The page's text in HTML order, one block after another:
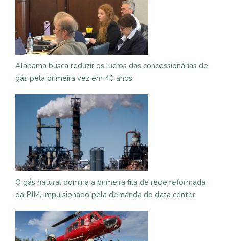
Alabama busca reduzir os lucros das concessionárias de
gás pela primeira vez em 40 anos
O gás natural domina a primeira fila de rede reformada
da PJM, impulsionado pela demanda do data center